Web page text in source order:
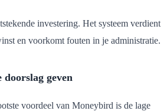
investering. Het systeem verdient
en voorkomt fouten in je administratie.
geven
voordeel van Moneybird is de lage